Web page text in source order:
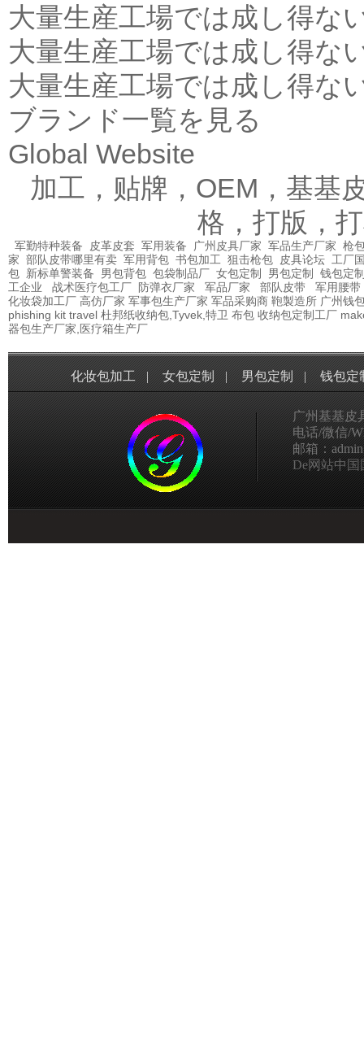
大量生産工場では成し得な
大量生産工場では成し得な
大量生産工場では成し得な
ブランド一覧を見る
Global Website
加工，贴牌，OEM，基基
格，打版，
军勤特种装备 皮革皮套 军用装备 广州皮具厂家 军品生产厂家 枪
家 部队皮带哪里有卖 军用背包 书包加工 狙击枪包 皮具论坛 工厂
包 新标单警装备 男包背包 包袋制品厂 女包定制 男包定制
钱包定
工企业
战术医疗包工厂 防弹衣厂家 军品厂家 部队皮带
军用腰带
化妆袋加工厂 高仿厂家 军事包生产厂家 军品采购商 鞄製造所 广州钱
phishing kit travel 杜邦纸收纳包,Tyvek,特卫 布包 收纳包定制工厂
器包生产厂家,医疗箱生产厂
化妆包加工 | 女包定制 | 男包定制 | 钱包定
广州基基皮
电话/微信/
邮箱：
De网站中国